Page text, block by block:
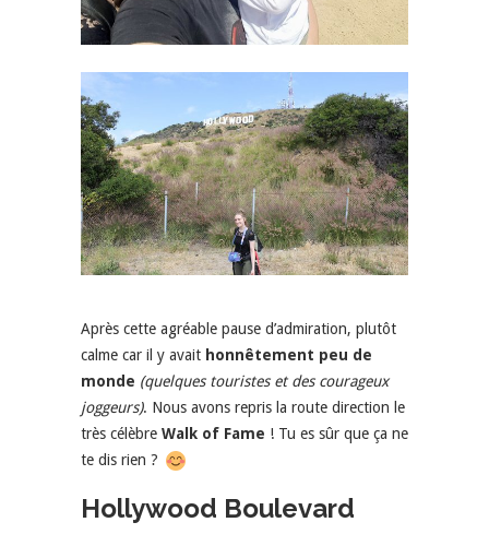
Après cette agréable pause d’admiration, plutôt
calme car il y avait honnêtement peu de
monde (quelques touristes et des courageux
joggeurs). Nous avons repris la route direction le
très célèbre Walk of Fame ! Tu es sûr que ça ne
te dis rien ?
Hollywood Boulevard